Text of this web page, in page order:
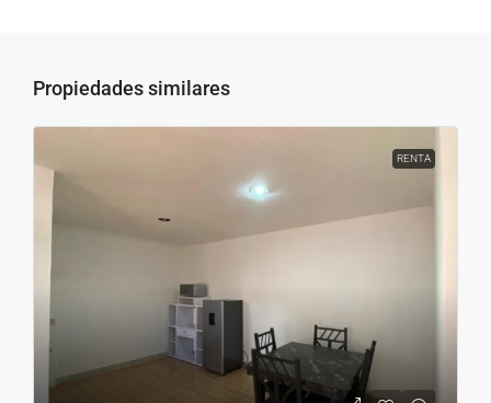
Propiedades similares
RENTA